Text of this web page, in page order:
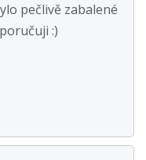
pečlivě zabalené
:)